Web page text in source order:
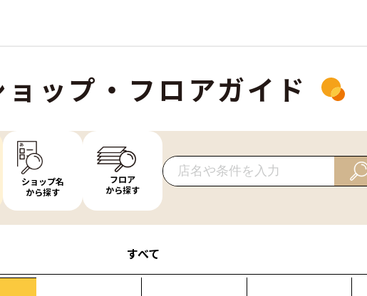
ョップ・フロアガイド
ショップ名
から探す
フロア
から探す
すべて